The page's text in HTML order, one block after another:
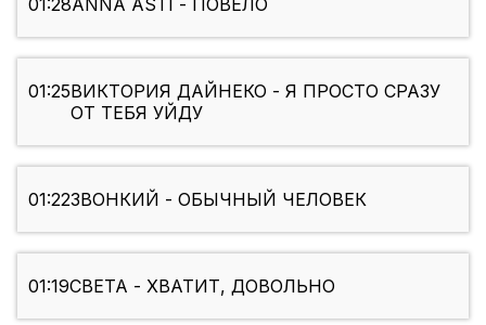
01:28ANNA ASTI - ПОВЕЛО
01:25ВИКТОРИЯ ДАЙНЕКО - Я ПРОСТО СРАЗУ
ОТ ТЕБЯ УЙДУ
01:22ЗВОНКИЙ - ОБЫЧНЫЙ ЧЕЛОВЕК
01:19СВЕТА - ХВАТИТ, ДОВОЛЬНО